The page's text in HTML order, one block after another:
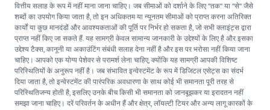
वित्तीय सलाह के रूप में नहीं माना जाना चाहिए। जब सीमाओं को दर्शाने के लिए "तक" या "से" जैसे
शब्दों का उपयोग किया जाता है, तो इन अधिकतम या न्यूनतम सीमाओं को प्राप्त करना अतिरिक्त
कार्यों या कुछ मानदंडों और आवश्यकताओं की पूर्ति पर निर्भर हो सकता है, जो सभी क्लाइंट्स द्वारा
प्राप्त नहीं किए जा सकते हैं. यह सामग्री केवल सामान्य जानकारी के उद्देश्यों के लिए है और इसका
उद्देश्य टैक्स, कानूनी या अकाउंटिंग संबंधी सलाह देना नहीं है और इस पर भरोसा नहीं किया जाना
चाहिए। आपको एक योग्य पेशेवर से परामर्श लेना चाहिए, क्योंकि यह सामग्री आपकी विशिष्ट
परिस्थितियों के अनुरूप नहीं है। जब संभावित इन्वेस्टमेंट के रूप में डिजिटल एसेट्स का संदर्भ
दिया जाता है, तो इन्वेस्टमेंट की पारंपरिक अवधारणा के साथ कोई भी समानता पूरी तरह से
परिस्थितिजन्य होती है, इसलिए उनके बीच किसी भी समानता को जानबूझकर या इरादतन नहीं
समझा जाना चाहिए। दरें परिवर्तन के अधीन हैं और क्षेत्र, लॉयल्टी टियर और अन्य लागू कारकों के